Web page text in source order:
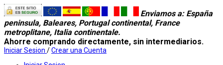
Enviamos a: España
peninsula, Baleares, Portugal continental, France
metroplitane, Italia continentale.
Ahorre comprando directamente, sin intermediarios.
Iniciar Sesion /Crear una Cuenta